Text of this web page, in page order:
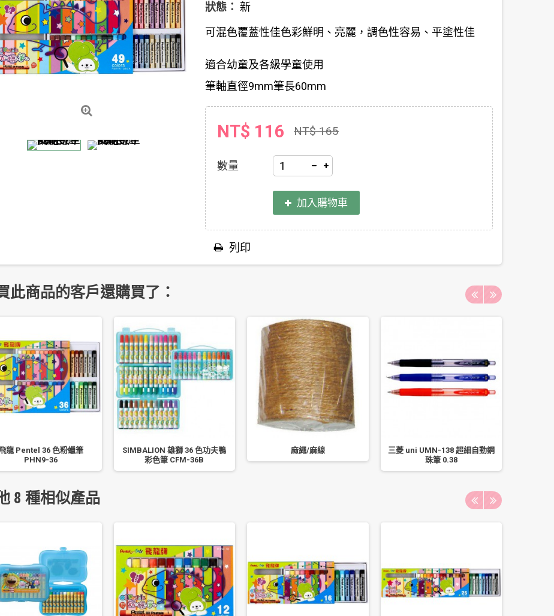
狀態： 新
可混色覆蓋性佳色彩鮮明、亮麗，調色性容易、平塗性佳
適合幼童及各級學童使用
筆軸直徑9mm筆長60mm
NT$ 116 NT$ 165
數量
加入購物車
列印
此商品的客戶還購買了：
龍 Pentel 36 色粉蠟筆
PHN9-36
SIMBALION 雄獅 36 色功夫鴨
彩色筆 CFM-36B
麻繩/麻線
三菱 uni UMN-138 超細自動鋼
珠筆 0.38
8 種相似產品